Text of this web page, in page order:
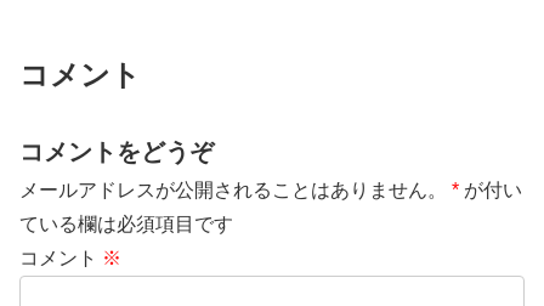
コメント
コメントをどうぞ
メールアドレスが公開されることはありません。 * が付い
ている欄は必須項目です
コメント ※